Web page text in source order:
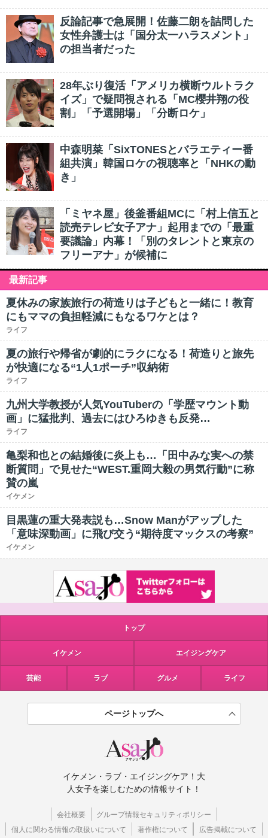
反論記事で急展開！佐藤二朗を詰問した
女性弁護士は「国分太一ハラスメント」
の担当者だった
28年ぶり復活「アメリカ横断ウルトラク
イズ」で疑問視される「MC櫻井翔の役
割」「予選開場」「分断ロケ」
中森明菜「SixTONESとバラエティー番
組共演」韓国ロケの視聴率と「NHKの動
き」
「ミヤネ屋」後釜番組MCに「村上信五と
読売テレビ女子アナ」起用までの「最重
要議論」内幕！「別のタレントと東京の
フリーアナ」が候補に
最新記事
夏休みの家族旅行の荷造りは子どもと一緒に！教育
にもママの負担軽減にもなるワケとは？
ライフ
夏の旅行や帰省が劇的にラクになる！荷造りと旅先
が快適になる“1人1ポーチ”収納術
ライフ
九州大学教授が人気YouTuberの「学歴マウント動
画」に猛批判、過去にはひろゆきも反発…
ライフ
亀梨和也との結婚後に炎上も…「田中みな実への禁
断質問」で見せた“WEST.重岡大毅の男気行動”に称
賛の嵐
イケメン
目黒蓮の重大発表説も…Snow Manがアップした
「意味深動画」に飛び交う“期待度マックスの考察”
イケメン
トップ
イケメン エイジングケア
芸能 ラブ グルメ ライフ
ページトップへ
イケメン・ラブ・エイジングケア！大
人女子を楽しむための情報サイト！
会社概要
グループ情報セキュリティポリシー
個人に関わる情報の取扱いについて
著作権について 広告掲載について